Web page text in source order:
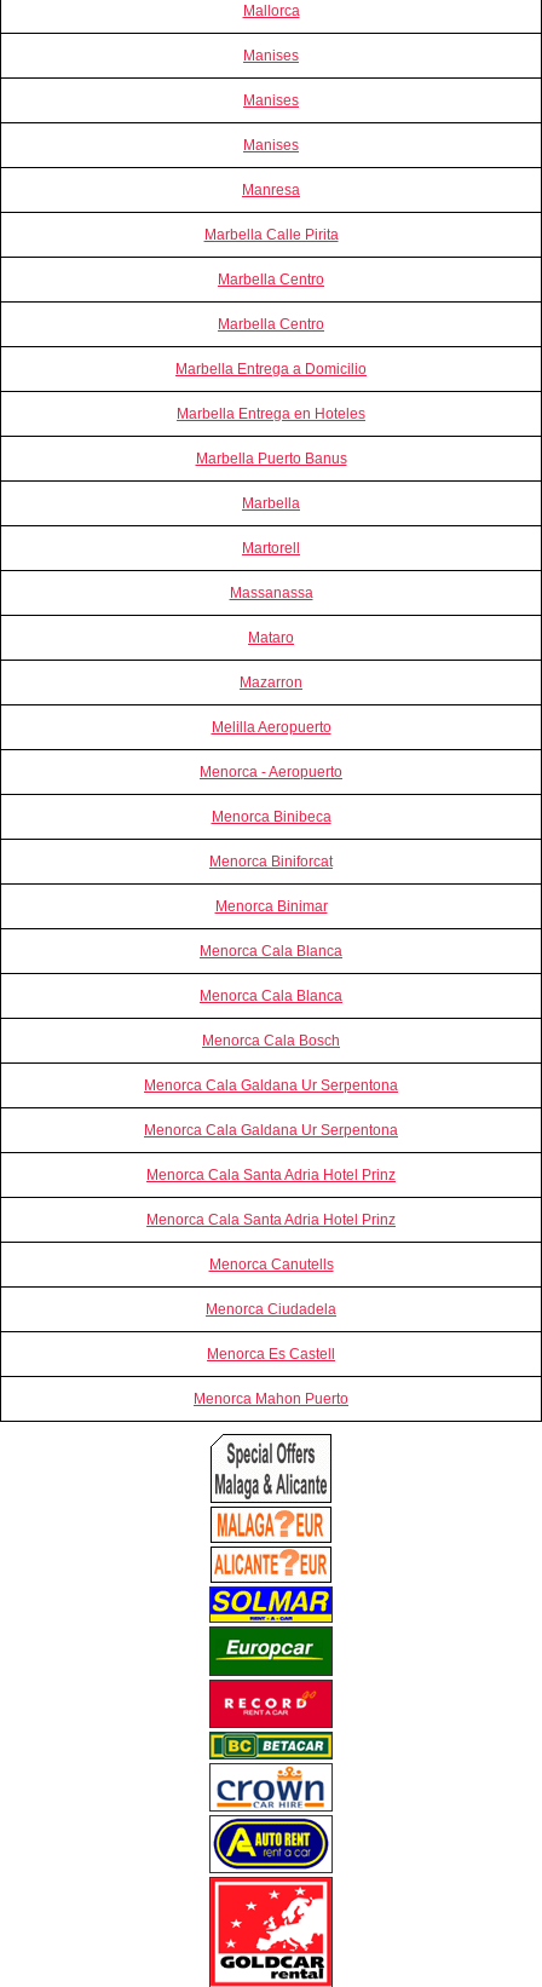
Mallorca
Manises
Manises
Manises
Manresa
Marbella Calle Pirita
Marbella Centro
Marbella Centro
Marbella Entrega a Domicilio
Marbella Entrega en Hoteles
Marbella Puerto Banus
Marbella
Martorell
Massanassa
Mataro
Mazarron
Melilla Aeropuerto
Menorca - Aeropuerto
Menorca Binibeca
Menorca Biniforcat
Menorca Binimar
Menorca Cala Blanca
Menorca Cala Blanca
Menorca Cala Bosch
Menorca Cala Galdana Ur Serpentona
Menorca Cala Galdana Ur Serpentona
Menorca Cala Santa Adria Hotel Prinz
Menorca Cala Santa Adria Hotel Prinz
Menorca Canutells
Menorca Ciudadela
Menorca Es Castell
Menorca Mahon Puerto